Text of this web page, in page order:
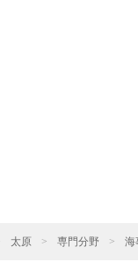
太原 > 専門分野 > 海